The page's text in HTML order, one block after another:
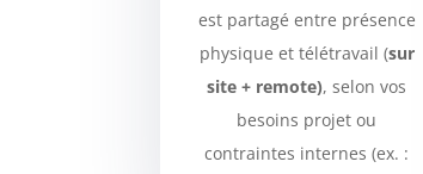
est partagé entre présence
physique et télétravail (sur
site + remote), selon vos
besoins projet ou
contraintes internes (ex. :